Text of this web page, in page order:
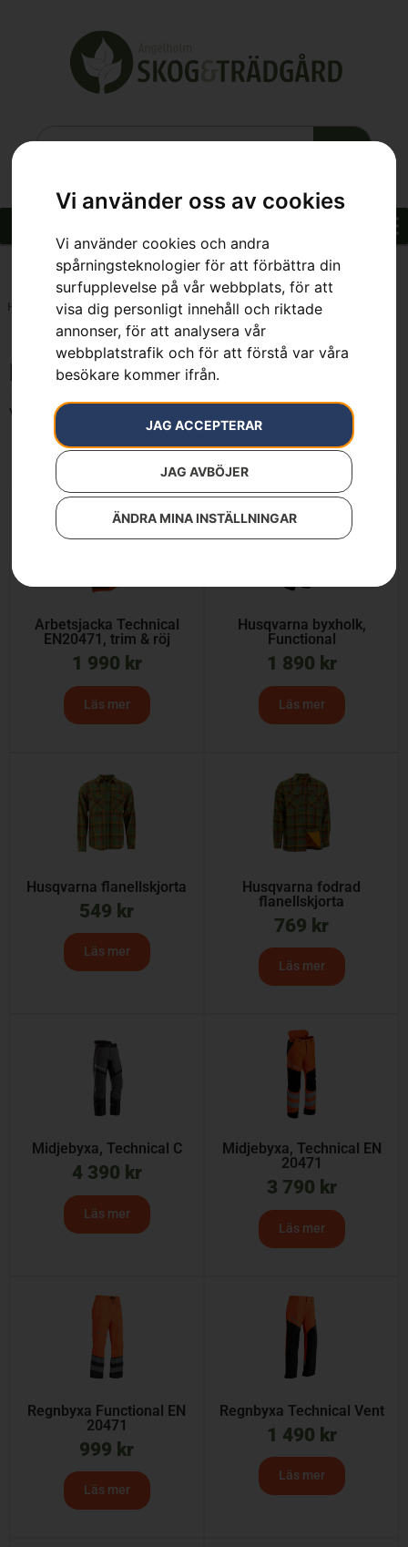
Vi använder oss av cookies
Vi använder cookies och andra
spårningsteknologier för att förbättra din
surfupplevelse på vår webbplats, för att
visa dig personligt innehåll och riktade
annonser, för att analysera vår
webbplatstrafik och för att förstå var våra
besökare kommer ifrån.
JAG ACCEPTERAR
JAG AVBÖJER
ÄNDRA MINA INSTÄLLNINGAR
Hem
L
Visar 1–12 av 16 resultat
Arbetsjacka Technical
EN20471, trim & röj
1 990 kr
Läs mer
Husqvarna byxholk,
Functional
1 890 kr
Läs mer
Husqvarna flanellskjorta
549 kr
Läs mer
Husqvarna fodrad
flanellskjorta
769 kr
Läs mer
Midjebyxa, Technical C
4 390 kr
Läs mer
Midjebyxa, Technical EN
20471
3 790 kr
Läs mer
Regnbyxa Functional EN
20471
999 kr
Läs mer
Regnbyxa Technical Vent
1 490 kr
Läs mer